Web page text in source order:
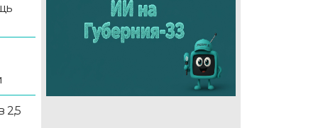
2,5